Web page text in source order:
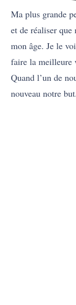
Ma plus grande
et de réaliser que
mon âge. Je le
faire la meilleure
Quand l’un de
nouveau notre but.